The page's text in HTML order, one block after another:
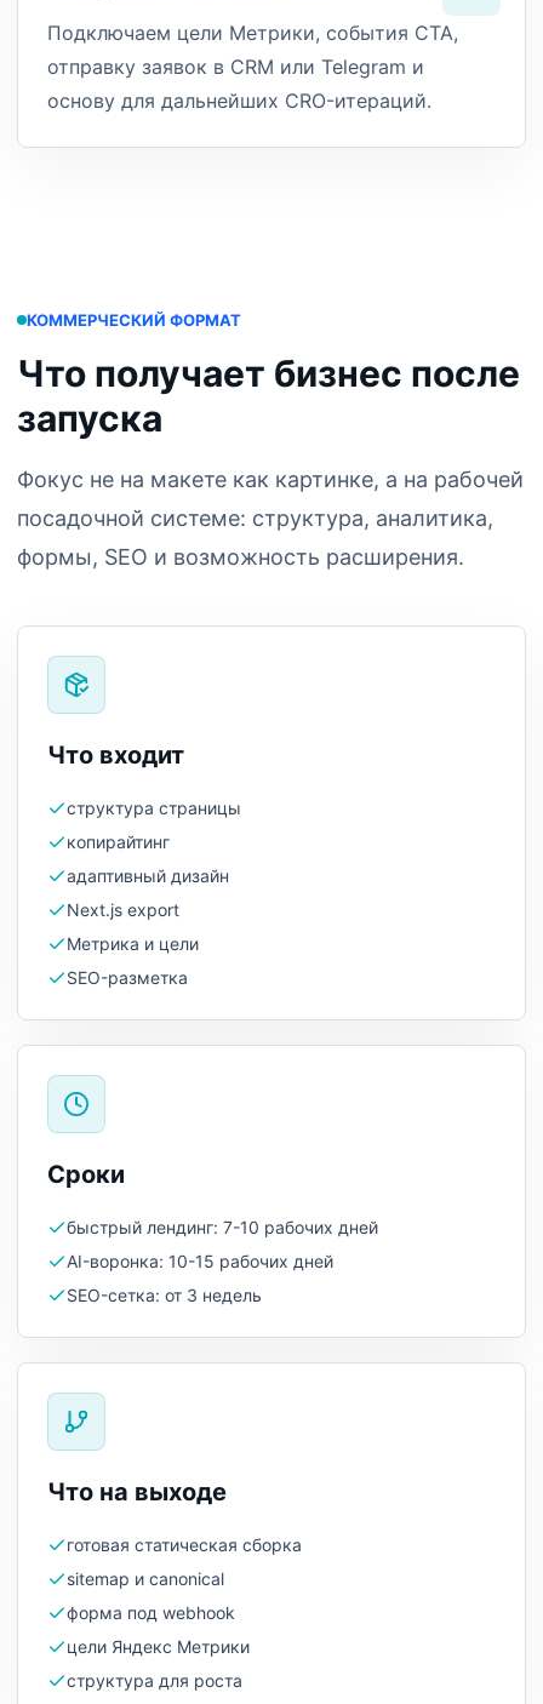
Подключаем цели Метрики, события CTA,
отправку заявок в CRM или Telegram и
основу для дальнейших CRO-итераций.
КОММЕРЧЕСКИЙ ФОРМАТ
Что получает бизнес после
запуска
Фокус не на макете как картинке, а на рабочей
посадочной системе: структура, аналитика,
формы, SEO и возможность расширения.
Что входит
структура страницы
копирайтинг
адаптивный дизайн
Next.js export
Метрика и цели
SEO-разметка
Сроки
быстрый лендинг: 7-10 рабочих дней
AI-воронка: 10-15 рабочих дней
SEO-сетка: от 3 недель
Что на выходе
готовая статическая сборка
sitemap и canonical
форма под webhook
цели Яндекс Метрики
структура для роста